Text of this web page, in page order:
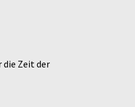
die Zeit der